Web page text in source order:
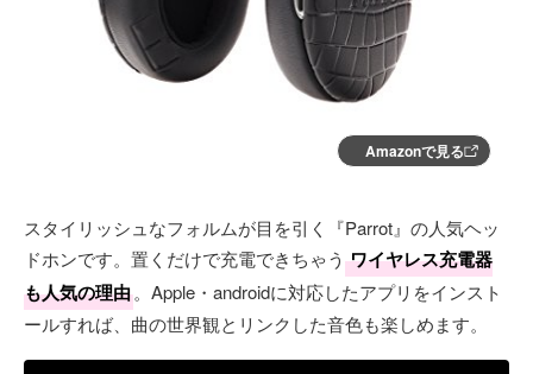
Amazonで見る
スタイリッシュなフォルムが目を引く『Parrot』の人気ヘッ
ドホンです。置くだけで充電できちゃう ワイヤレス充電器
も人気の理由。Apple・androidに対応したアプリをインスト
ールすれば、曲の世界観とリンクした音色も楽しめます。